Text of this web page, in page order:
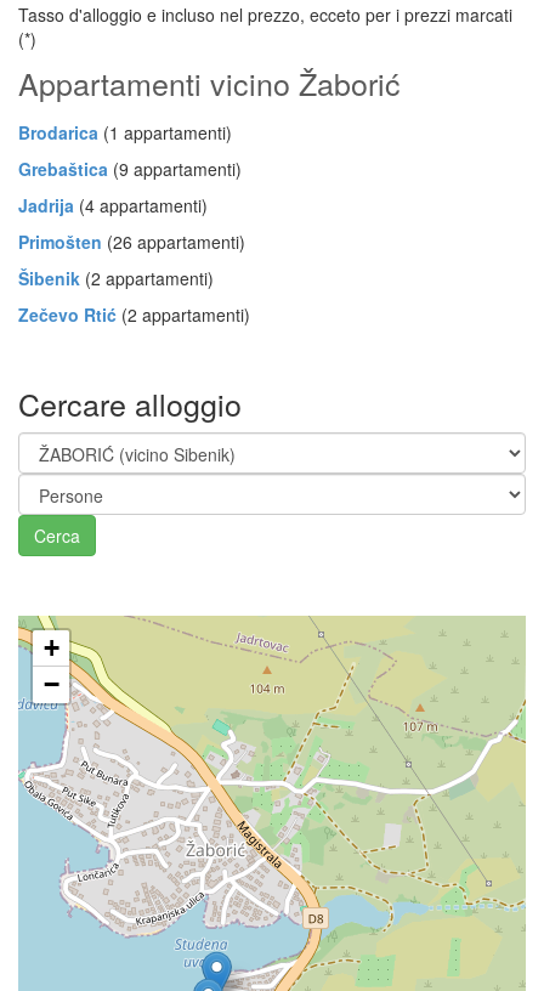
Tasso d'alloggio e incluso nel prezzo, ecceto per i prezzi marcati
(*)
Appartamenti vicino Žaborić
Brodarica (1 appartamenti)
Grebaštica (9 appartamenti)
Jadrija (4 appartamenti)
Primošten (26 appartamenti)
Šibenik (2 appartamenti)
Zečevo Rtić (2 appartamenti)
Cercare alloggio
Cerca
+
−